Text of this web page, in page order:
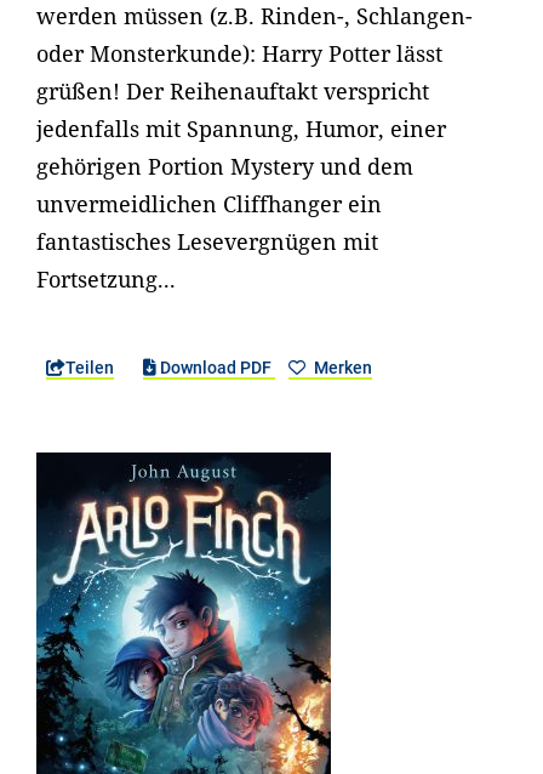
werden müssen (z.B. Rinden-, Schlangen-
oder Monsterkunde): Harry Potter lässt
grüßen! Der Reihenauftakt verspricht
jedenfalls mit Spannung, Humor, einer
gehörigen Portion Mystery und dem
unvermeidlichen Cliffhanger ein
fantastisches Lesevergnügen mit
Fortsetzung...
Teilen Download PDF Merken